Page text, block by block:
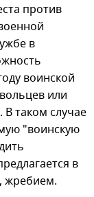
против
в
воинской
или
таком случае
"воинскую
в
жребием.